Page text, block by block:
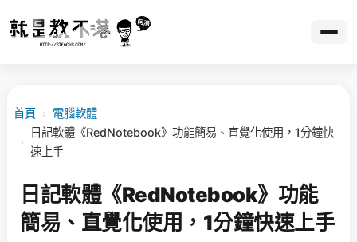
首頁 › 電腦軟體
›
日記軟體《RedNotebook》功能簡易、直覺化使用，1分鐘快
速上手
日記軟體《RedNotebook》功能
簡易、直覺化使用，1分鐘快速上手